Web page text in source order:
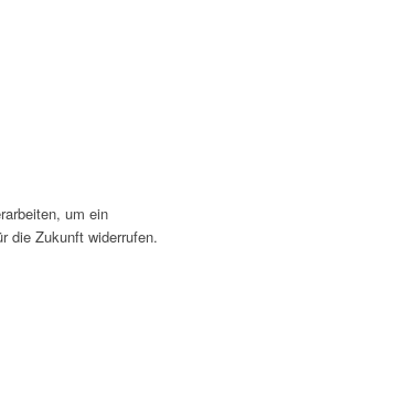
um ein
die Zukunft widerrufen.